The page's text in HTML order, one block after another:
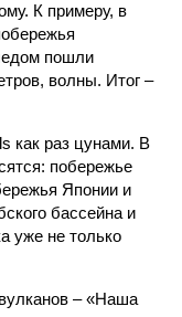
К примеру, в
пошли
волны. Итог –
как раз цунами. В
побережье
Японии и
бассейна и
уже не только
– «Наша